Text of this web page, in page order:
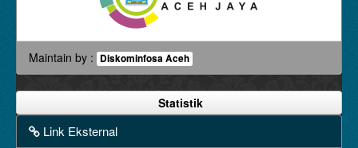
Maintain by : Diskominfosa Aceh
Statistik
Link Eksternal